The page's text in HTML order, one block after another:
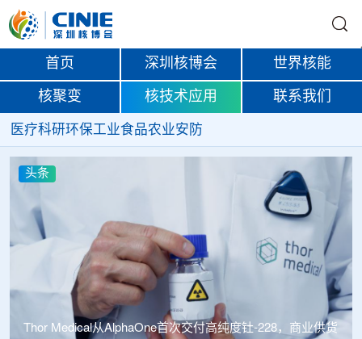
首页 深圳核博会 世界核能
核聚变 核技术应用 联系我们
医疗科研环保工业食品农业安防
头条
中广核达胜携手浙江嘉广束 打造国内首套全自主电子束固